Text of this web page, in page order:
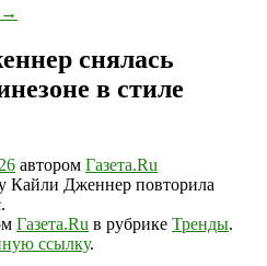
→
снялась
в стиле
автором Газета.Ru
Кайли Дженнер повторила
Газета.Ru в рубрике Тренды.
ссылку.